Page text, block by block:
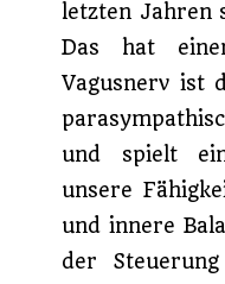
letzten Jahren
Das hat
Vagusnerv ist
und spielt
unsere
und innere
der